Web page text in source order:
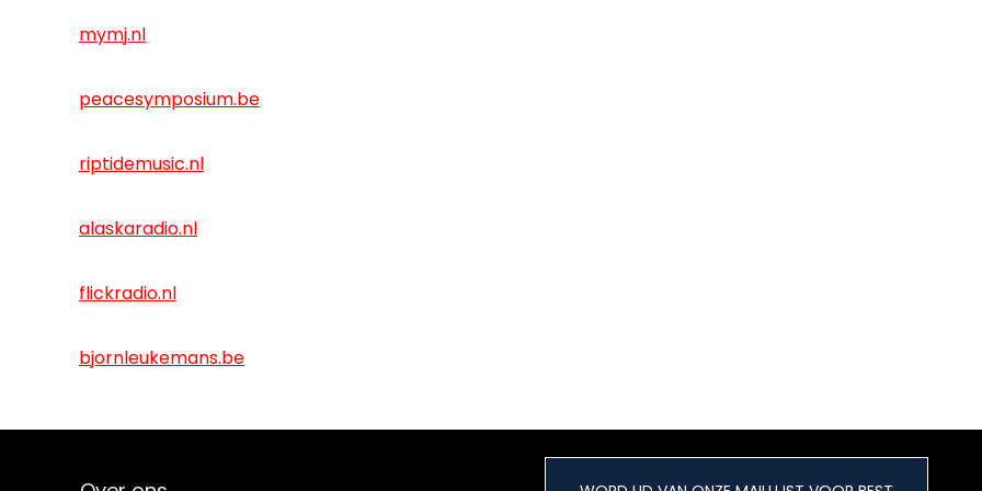
mymj.nl
peacesymposium.be
riptidemusic.nl
alaskaradio.nl
flickradio.nl
bjornleukemans.be